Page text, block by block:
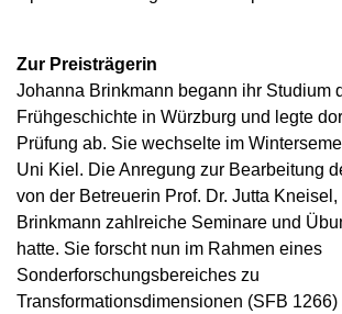
Zur Preisträgerin
Johanna Brinkmann begann ihr Studium
Frühgeschichte in Würzburg und legte
Prüfung ab. Sie wechselte im
Uni Kiel. Die Anregung zur Bearbeitung
von der Betreuerin Prof. Dr. Jutta
Brinkmann zahlreiche Seminare und
hatte. Sie forscht nun im Rahmen eines
Sonderforschungsbereiches zu
Transformationsdimensionen (SFB 1266)